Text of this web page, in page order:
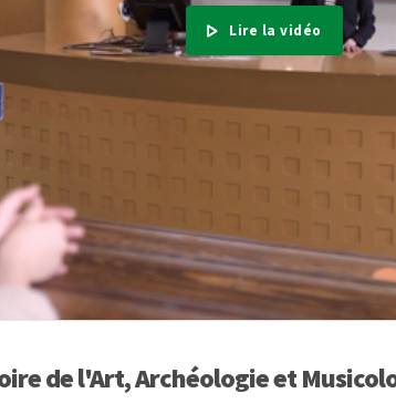
Lire la vidéo
de l'Art, Archéologie et